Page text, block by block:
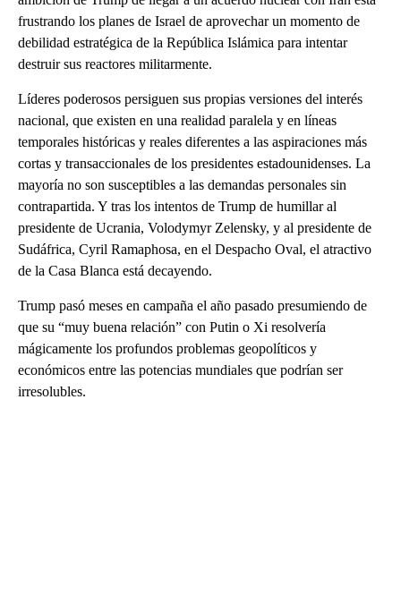
frustrando los planes de Israel de aprovechar un momento de
debilidad estratégica de la República Islámica para intentar
destruir sus reactores militarmente.
Líderes poderosos persiguen sus propias versiones del interés
nacional, que existen en una realidad paralela y en líneas
temporales históricas y reales diferentes a las aspiraciones más
cortas y transaccionales de los presidentes estadounidenses. La
mayoría no son susceptibles a las demandas personales sin
contrapartida. Y tras los intentos de Trump de humillar al
presidente de Ucrania, Volodymyr Zelensky, y al presidente de
Sudáfrica, Cyril Ramaphosa, en el Despacho Oval, el atractivo
de la Casa Blanca está decayendo.
Trump pasó meses en campaña el año pasado presumiendo de
que su “muy buena relación” con Putin o Xi resolvería
mágicamente los profundos problemas geopolíticos y
económicos entre las potencias mundiales que podrían ser
irresolubles.